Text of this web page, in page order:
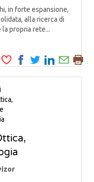
in forte espansione,
alla ricerca di
propria rete...